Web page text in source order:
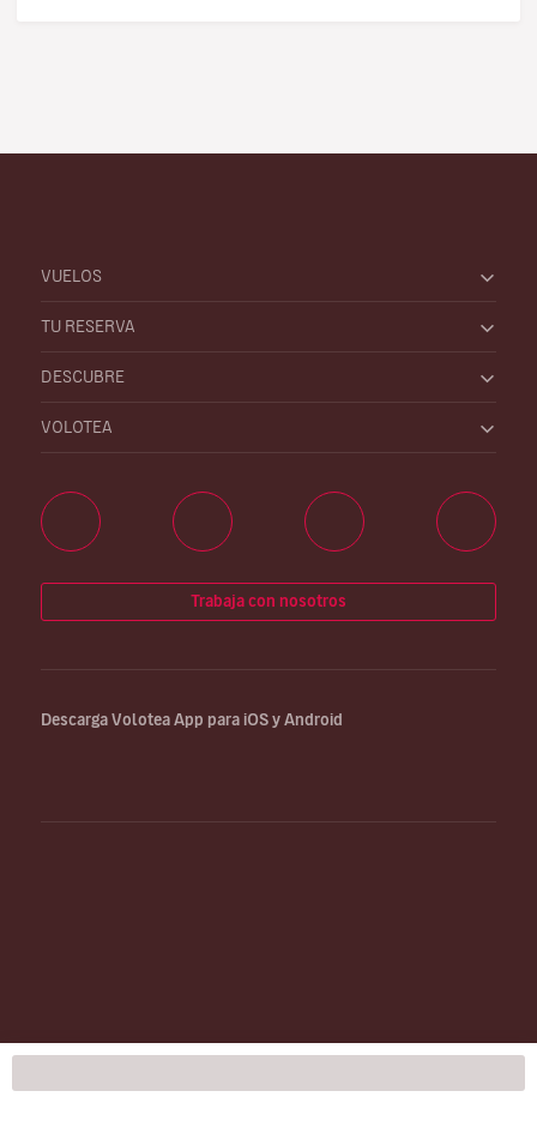
VUELOS
TU RESERVA
DESCUBRE
VOLOTEA
Trabaja con nosotros
Descarga Volotea App para iOS y Android